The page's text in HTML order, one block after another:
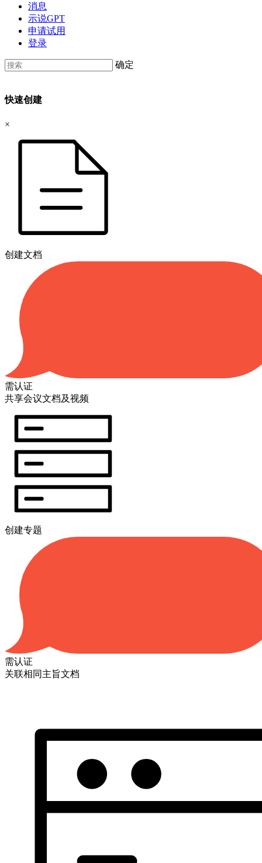
消息
示说GPT
申请试用
登录
确定
快速创建
×
创建文档
需认证
共享会议文档及视频
创建专题
需认证
关联相同主旨文档